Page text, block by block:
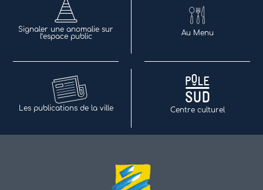
Signaler une anomalie sur
l’espace public
Au Menu
Les publications de la ville Centre culturel